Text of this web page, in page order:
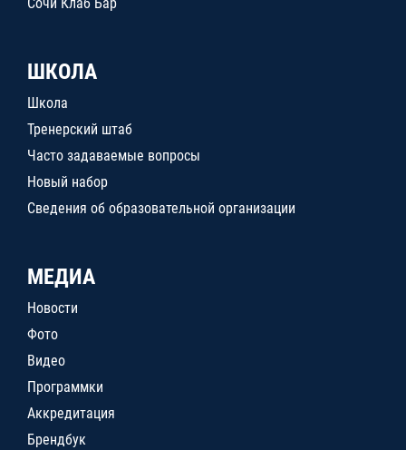
ШКОЛА
Школа
Тренерский штаб
Часто задаваемые вопросы
Новый набор
Сведения об образовательной организации
МЕДИА
Новости
Фото
Видео
Программки
Аккредитация
Брендбук